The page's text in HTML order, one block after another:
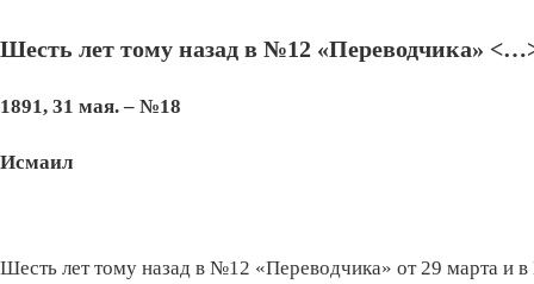
Шесть лет тому назад в №12 «Переводчика»
1891, 31 мая. – №18
Исмаил
Шесть лет тому назад в №12 «Переводчика» от 29 марта